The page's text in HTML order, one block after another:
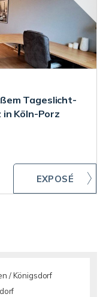
Tageslicht-
in Köln-Porz
/ Königsdorf